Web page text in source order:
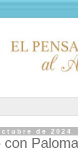
de 2024
con